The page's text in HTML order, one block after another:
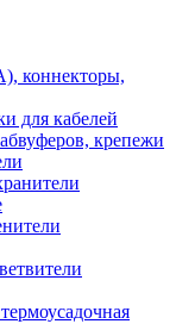
коннекторы,
для кабелей
крепежи